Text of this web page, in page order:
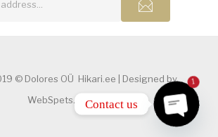
© Dolores OÜ Hikari.ee | Designed by
WebSpets.comContact us
1